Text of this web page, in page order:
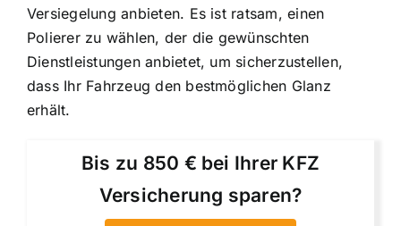
Versiegelung anbieten. Es ist ratsam, einen
Polierer zu wählen, der die gewünschten
Dienstleistungen anbietet, um sicherzustellen,
dass Ihr Fahrzeug den bestmöglichen Glanz
erhält.
Bis zu 850 € bei Ihrer KFZ
Versicherung sparen?